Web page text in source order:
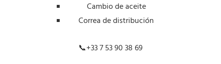
Cambio de aceite
Correa de distribución
📞+33 7 53 90 38 69